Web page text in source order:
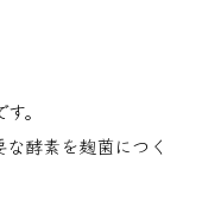
。
酵素を麹菌につく